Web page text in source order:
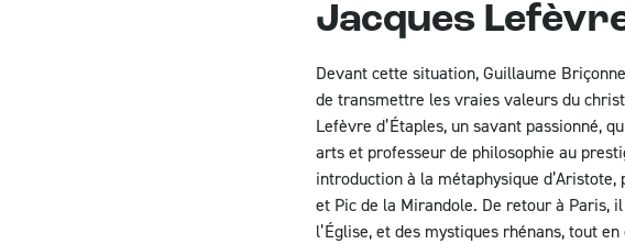
Jacques
Devant cette situation, Guillaume
de transmettre les vraies valeurs du
Lefèvre d’Étaples, un savant passionné,
arts et professeur de philosophie au
introduction à la métaphysique
et Pic de la Mirandole. De retour à Paris,
l’Église, et des mystiques rhénans, tout